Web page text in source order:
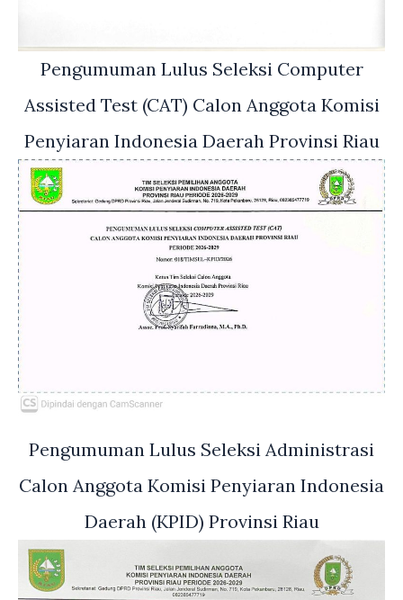
Pengumuman Lulus Seleksi Computer
Assisted Test (CAT) Calon Anggota Komisi
Penyiaran Indonesia Daerah Provinsi Riau
Pengumuman Lulus Seleksi Administrasi
Calon Anggota Komisi Penyiaran Indonesia
Daerah (KPID) Provinsi Riau